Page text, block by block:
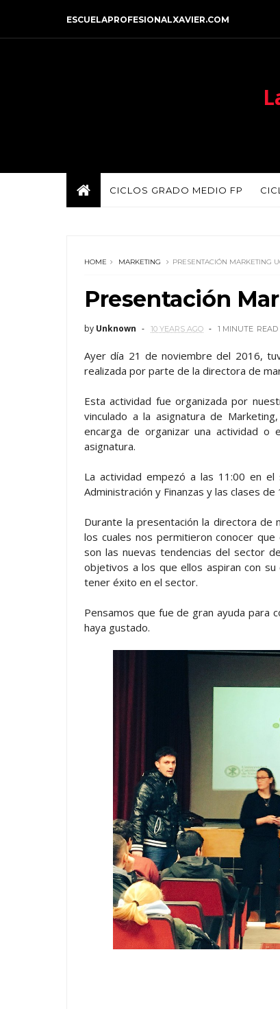
ESCUELAPROFESIONALXAVIER.COM
CICLOS GRADO MEDIO FP
HOME MARKETING PRESENTACIÓN MARKETING
Presentación
by Unknown 10 YEARS AGO 1 MINUTE READ
Ayer día 21 de noviembre del 2016,
realizada por parte de la directora de
Esta actividad fue organizada por
vinculado a la asignatura de
encarga de organizar una actividad
asignatura.
La actividad empezó a las 11:00 en
Administración y Finanzas y las clases de
Durante la presentación la directora de
los cuales nos permitieron conocer que
son las nuevas tendencias del sector
objetivos a los que ellos aspiran con
tener éxito en el sector.
Pensamos que fue de gran ayuda
haya gustado.